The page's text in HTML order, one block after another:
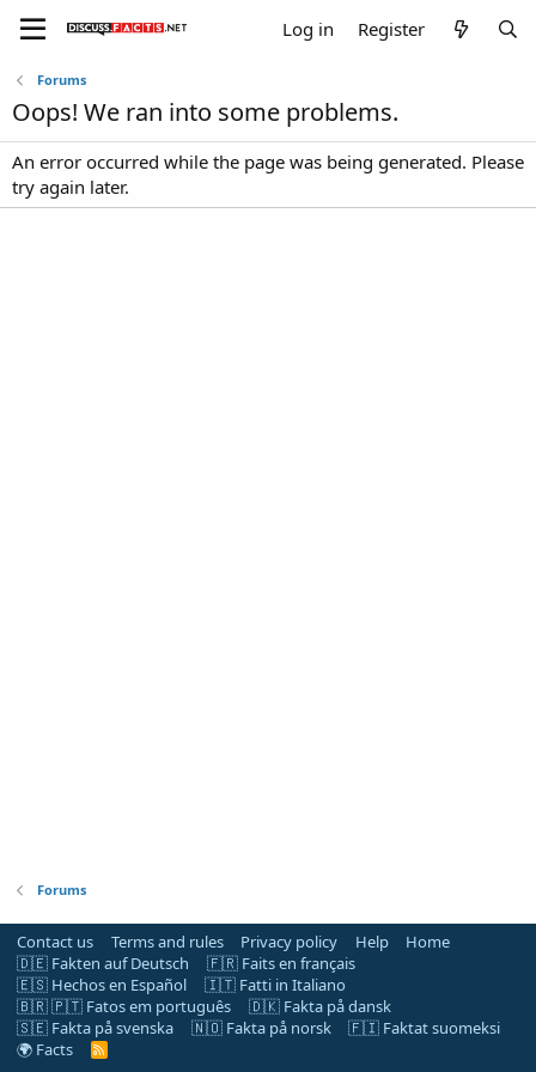
Log in Register
Forums
Oops! We ran into some problems.
An error occurred while the page was being generated. Please
try again later.
Forums
Contact us Terms and rules Privacy policy Help
Home
🇩🇪 Fakten auf Deutsch
🇫🇷 Faits en français
🇪🇸 Hechos en Español
🇮🇹 Fatti in Italiano
🇧🇷 🇵🇹 Fatos em português
🇩🇰 Fakta på dansk
🇸🇪 Fakta på svenska
🇳🇴 Fakta på norsk
🇫🇮 Faktat suomeksi
🌍 Facts
R